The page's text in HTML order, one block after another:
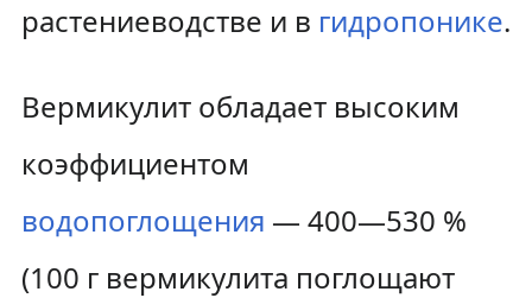
растениеводстве и в гидропонике.
Вермикулит обладает высоким
коэффициентом
водопоглощения — 400—530 %
(100 г вермикулита поглощают